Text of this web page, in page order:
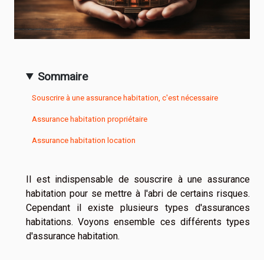
Sommaire
Souscrire à une assurance habitation, c'est nécessaire
Assurance habitation propriétaire
Assurance habitation location
Il est indispensable de souscrire à une assurance
habitation pour se mettre à l'abri de certains risques.
Cependant il existe plusieurs types d'assurances
habitations. Voyons ensemble ces différents types
d'assurance habitation.